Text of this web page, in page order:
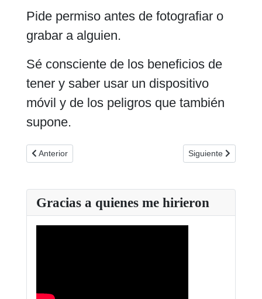
Pide permiso antes de fotografiar o
grabar a alguien.
Sé consciente de los beneficios de
tener y saber usar un dispositivo
móvil y de los peligros que también
supone.
Artículo anterior: Córdoba y Séneca disputarán el domingo el
Anterior Artículo siguiente:
Siguiente
Gracias a quienes me hirieron